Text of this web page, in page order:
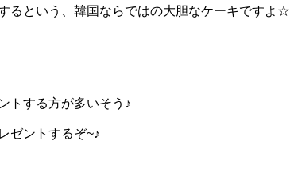
るという、韓国ならではの大胆なケーキですよ☆
トする方が多いそう♪
ゼントするぞ~♪